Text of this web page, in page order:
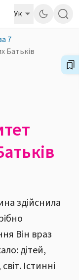
Ук
7
Батьків
здійснила
Він враз
дітей,
Істинні